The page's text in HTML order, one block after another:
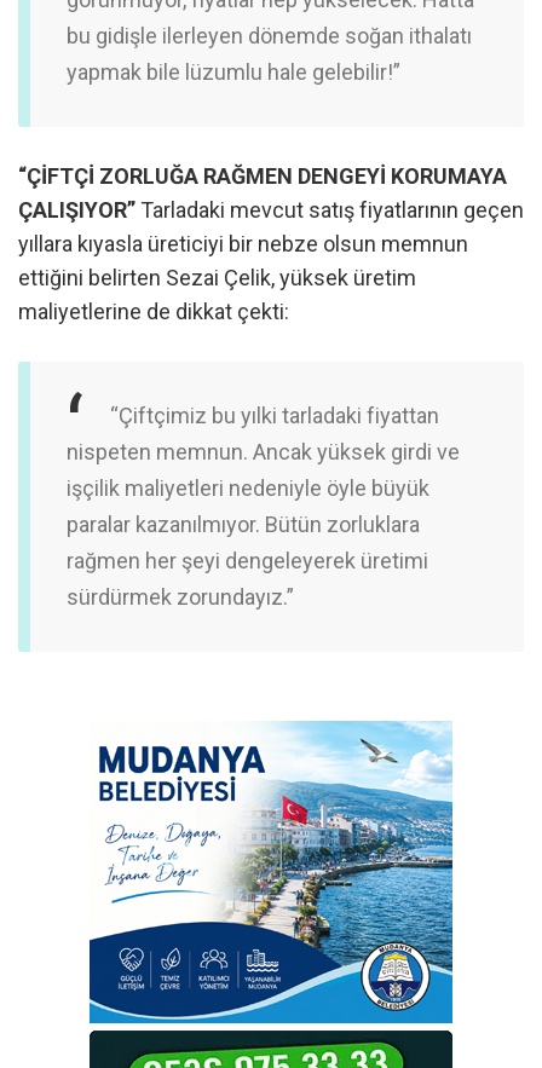
bu gidişle ilerleyen dönemde soğan ithalatı
yapmak bile lüzumlu hale gelebilir!”
“ÇİFTÇİ ZORLUĞA RAĞMEN DENGEYİ KORUMAYA
ÇALIŞIYOR” Tarladaki mevcut satış fiyatlarının geçen
yıllara kıyasla üreticiyi bir nebze olsun memnun
ettiğini belirten Sezai Çelik, yüksek üretim
maliyetlerine de dikkat çekti:
“Çiftçimiz bu yılki tarladaki fiyattan
nispeten memnun. Ancak yüksek girdi ve
işçilik maliyetleri nedeniyle öyle büyük
paralar kazanılmıyor. Bütün zorluklara
rağmen her şeyi dengeleyerek üretimi
sürdürmek zorundayız.”